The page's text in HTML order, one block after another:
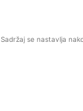
Sadržaj se nastavlja